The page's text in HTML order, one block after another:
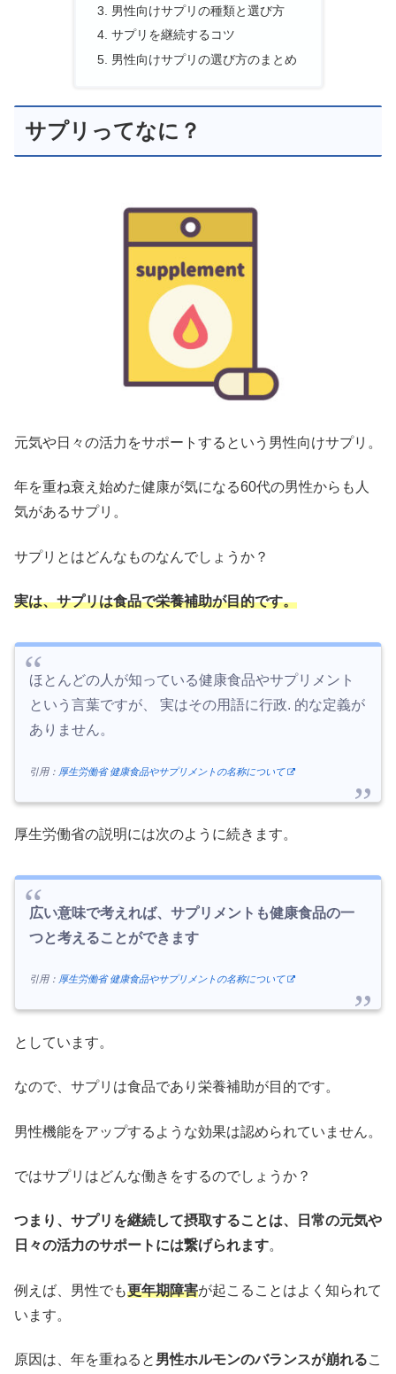
男性向けサプリの種類と選び方
サプリを継続するコツ
男性向けサプリの選び方のまとめ
サプリってなに？
元気や日々の活力をサポートするという男性向けサプリ。
年を重ね衰え始めた健康が気になる60代の男性からも人
気があるサプリ。
サプリとはどんなものなんでしょうか？
実は、サプリは食品で栄養補助が目的です。
ほとんどの人が知っている健康食品やサプリメント
という言葉ですが、 実はその用語に行政. 的な定義が
ありません。
引用： 厚生労働省 健康食品やサプリメントの名称について
厚生労働省の説明には次のように続きます。
広い意味で考えれば、サプリメントも健康食品の一
つと考えることができます
引用： 厚生労働省 健康食品やサプリメントの名称について
としています。
なので、サプリは食品であり栄養補助が目的です。
男性機能をアップするような効果は認められていません。
ではサプリはどんな働きをするのでしょうか？
つまり、サプリを継続して摂取することは、日常の元気や
日々の活力のサポートには繋げられます。
例えば、男性でも更年期障害が起こることはよく知られて
います。
原因は、年を重ねると 男性ホルモンのバランスが崩れるこ